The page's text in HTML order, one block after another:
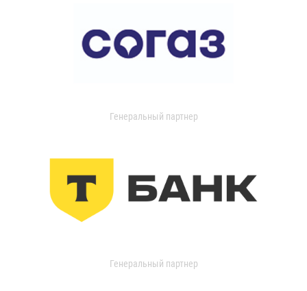
Генеральный партнер
Генеральный партнер